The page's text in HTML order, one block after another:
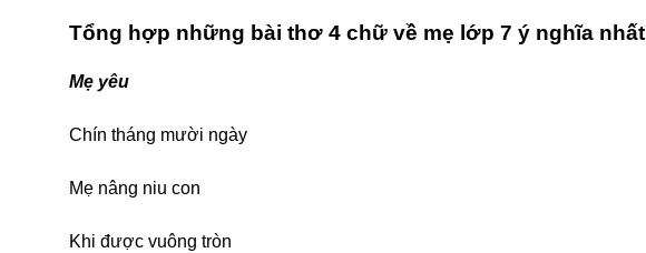
Tổng hợp những bài thơ 4 chữ về mẹ lớp 7 ý nghĩa nhất
Mẹ yêu
Chín tháng mười ngày
Mẹ nâng niu con
Khi được vuông tròn